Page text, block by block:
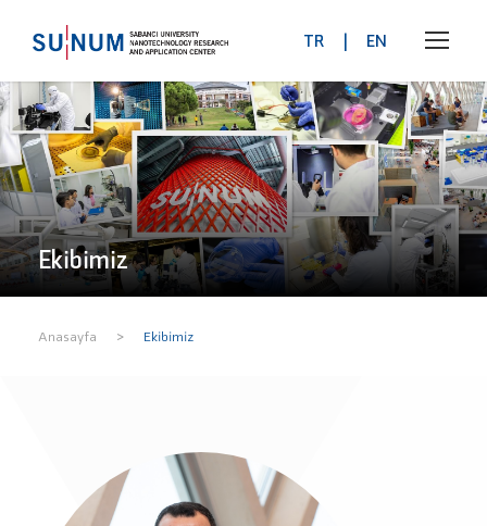
TR | EN
Ekibimiz
Anasayfa > Ekibimiz